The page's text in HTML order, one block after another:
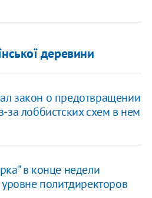
деревини
закон о предотвращении
за лоббистских схем в нем
в конце недели
политдиректоров